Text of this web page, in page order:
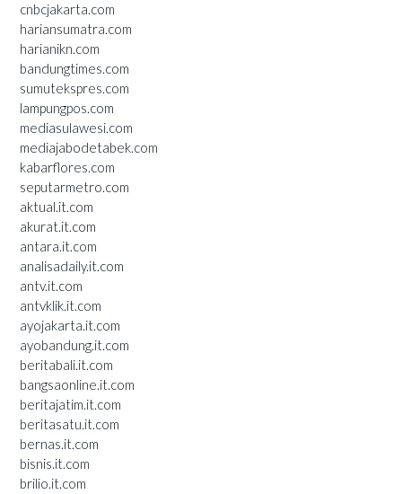
cnbcjakarta.com
hariansumatra.com
harianikn.com
bandungtimes.com
sumutekspres.com
lampungpos.com
mediasulawesi.com
mediajabodetabek.com
kabarflores.com
seputarmetro.com
aktual.it.com
akurat.it.com
antara.it.com
analisadaily.it.com
antv.it.com
antvklik.it.com
ayojakarta.it.com
ayobandung.it.com
beritabali.it.com
bangsaonline.it.com
beritajatim.it.com
beritasatu.it.com
bernas.it.com
bisnis.it.com
brilio.it.com